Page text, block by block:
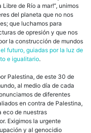
de Río a mar!”, unimos
del planeta que no nos
que luchamos para
de opresión y que nos
la construcción de mundos
futuro, guiadas por la luz de
e igualitario.
Palestina, de este 30 de
al medio día de cada
de diferentes
en contra de Palestina,
eco de nuestras
Exigimos la urgente
y al genocidio